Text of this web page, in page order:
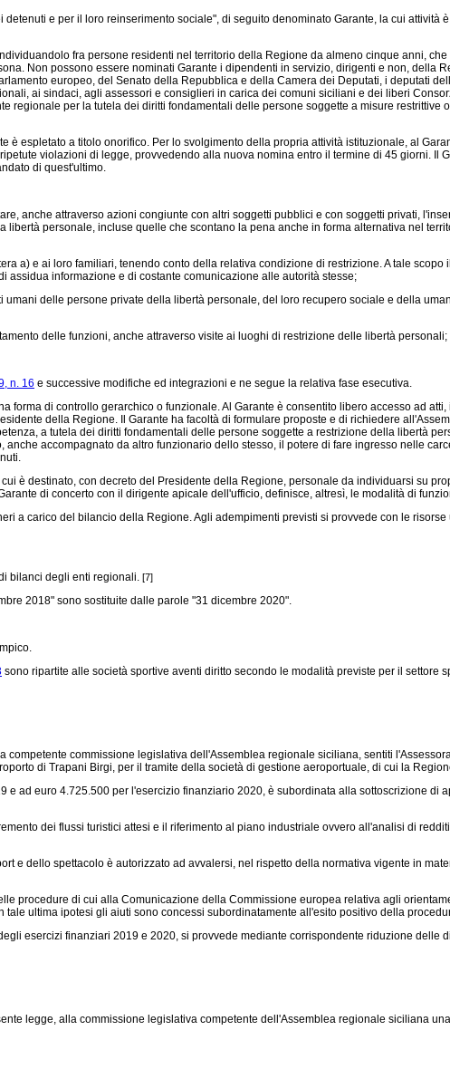
e per il loro reinserimento sociale", di seguito denominato Garante, la cui attività
fra persone residenti nel territorio della Regione da almeno cinque anni,
Non possono essere nominati Garante i dipendenti in servizio, dirigenti e non, della
europeo, del Senato della Repubblica e della Camera dei Deputati, i deputati
ai sindaci, agli assessori e consiglieri in carica dei comuni siciliani e dei liberi
regionale per la tutela dei diritti fondamentali delle persone soggette a misure
è espletato a titolo onorifico. Per lo svolgimento della propria attività istituzionale, al
violazioni di legge, provvedendo alla nuova nomina entro il termine di 45 giorni. Il
di quest'ultimo.
anche attraverso azioni congiunte con altri soggetti pubblici e con soggetti privati,
personale, incluse quelle che scontano la pena anche in forma alternativa nel
a) e ai loro familiari, tenendo conto della relativa condizione di restrizione. A tale
informazione e di costante comunicazione alle autorità stesse;
delle persone private della libertà personale, del loro recupero sociale e della
delle funzioni, anche attraverso visite ai luoghi di restrizione delle libertà personali;
n. 16 e successive modifiche ed integrazioni e ne segue la relativa fase esecutiva.
di controllo gerarchico o funzionale. Al Garante è consentito libero accesso ad
della Regione. Il Garante ha facoltà di formulare proposte e di richiedere
a tutela dei diritti fondamentali delle persone soggette a restrizione della libertà
accompagnato da altro funzionario dello stesso, il potere di fare ingresso nelle
è destinato, con decreto del Presidente della Regione, personale da individuarsi su
di concerto con il dirigente apicale dell'ufficio, definisce, altresì, le modalità di
a carico del bilancio della Regione. Agli adempimenti previsti si provvede con le
bilanci degli enti regionali. [7]
2018" sono sostituite dalle parole "31 dicembre 2020".
sono ripartite alle società sportive aventi diritto secondo le modalità previste per il settore
commissione legislativa dell'Assemblea regionale siciliana, sentiti
di Trapani Birgi, per il tramite della società di gestione aeroportuale, di cui la
ad euro 4.725.500 per l'esercizio finanziario 2020, è subordinata alla sottoscrizione di
dei flussi turistici attesi e il riferimento al piano industriale ovvero all'analisi di
e dello spettacolo è autorizzato ad avvalersi, nel rispetto della normativa vigente in
procedure di cui alla Comunicazione della Commissione europea relativa agli
ultima ipotesi gli aiuti sono concessi subordinatamente all'esito positivo della
esercizi finanziari 2019 e 2020, si provvede mediante corrispondente riduzione delle
legge, alla commissione legislativa competente dell'Assemblea regionale siciliana